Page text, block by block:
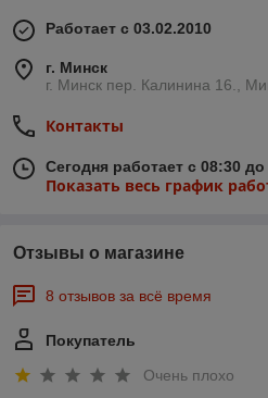
Работает с 03.02.2010
г. Минск
г. Минск пер. Калинина 16.,
Контакты
Сегодня работает с 08:30 до
Показать весь график
Отзывы о магазине
8 отзывов за всё время
Покупатель
Очень плохо